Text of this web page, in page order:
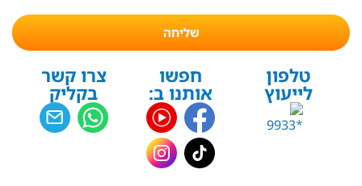
שליחה
טלפון
לייעוץ
חפשו
אותנו ב:
צרו קשר
בקליק